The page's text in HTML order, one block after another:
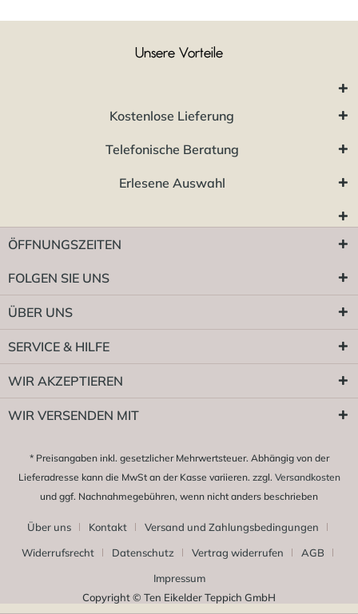
Unsere Vorteile
Kostenlose Lieferung
Telefonische Beratung
Erlesene Auswahl
ÖFFNUNGSZEITEN
FOLGEN SIE UNS
ÜBER UNS
SERVICE & HILFE
WIR AKZEPTIEREN
WIR VERSENDEN MIT
* Preisangaben inkl. gesetzlicher Mehrwertsteuer. Abhängig von der
Lieferadresse kann die MwSt an der Kasse variieren. zzgl. Versandkosten
und ggf. Nachnahmegebühren, wenn nicht anders beschrieben
Über uns Kontakt
Versand und Zahlungsbedingungen
Widerrufsrecht
Datenschutz Vertrag widerrufen
AGB
Impressum
Copyright © Ten Eikelder Teppich GmbH